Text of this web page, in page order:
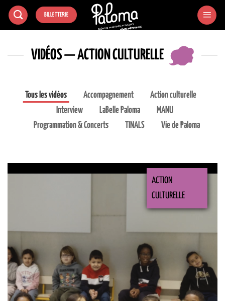
Passer
BILLETTERIE
VIDÉOS — ACTION CULTURELLE
Tous les vidéos Accompagnement
Action culturelle
Interview
LaBelle Paloma
MANU
Programmation & Concerts
TINALS Vie de Paloma
ACTION
CULTURELLE